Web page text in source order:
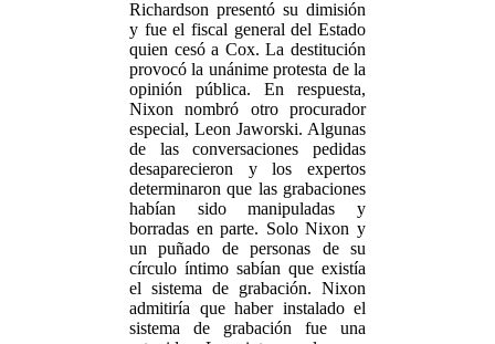
Richardson presentó su dimisión
y fue el fiscal general del Estado
quien cesó a Cox. La destitución
provocó la unánime protesta de la
opinión pública. En respuesta,
Nixon nombró otro procurador
especial, Leon Jaworski. Algunas
de las conversaciones pedidas
desaparecieron y los expertos
determinaron que las grabaciones
habían sido manipuladas y
borradas en parte. Solo Nixon y
un puñado de personas de su
círculo íntimo sabían que existía
el sistema de grabación. Nixon
admitiría que haber instalado el
sistema de grabación fue una